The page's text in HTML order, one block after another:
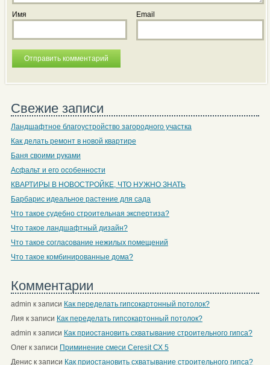
Имя Email
Свежие записи
Ландшафтное благоустройство загородного участка
Как делать ремонт в новой квартире
Баня своими руками
Асфальт и его особенности
КВАРТИРЫ В НОВОСТРОЙКЕ, ЧТО НУЖНО ЗНАТЬ
Барбарис идеальное растение для сада
Что такое судебно строительная экспертиза?
Что такое ландшафтный дизайн?
Что такое согласование нежилых помещений
Что такое комбинированные дома?
Комментарии
admin к записи Как переделать гипсокартонный потолок?
Лия к записи Как переделать гипсокартонный потолок?
admin к записи Как приостановить схватывание строительного гипса?
Олегк записи Приминение смеси Ceresit СХ 5
Дениск записи Как приостановить схватывание строительного гипса?